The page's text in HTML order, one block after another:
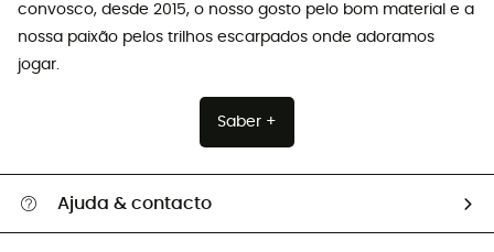
convosco, desde 2015, o nosso gosto pelo bom material e a
nossa paixão pelos trilhos escarpados onde adoramos
jogar.
Saber +
Ajuda & contacto